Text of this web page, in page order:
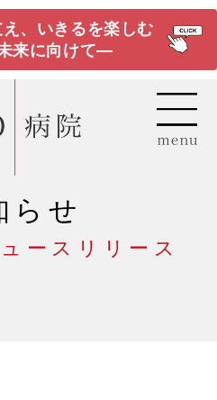
、いきるを楽しむ
来に向けて―
らせ
ースリリース